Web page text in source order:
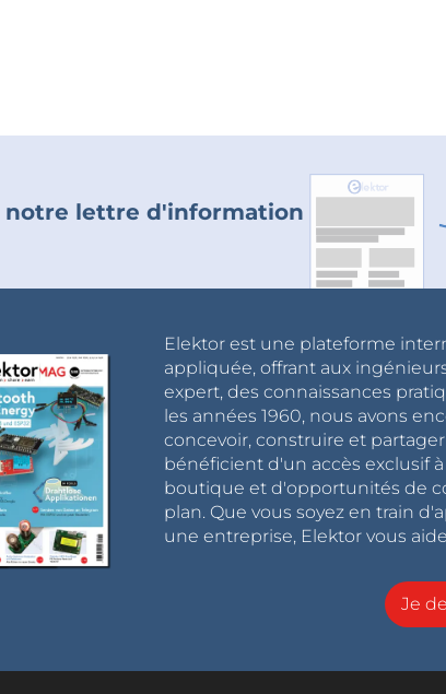
lettre d'information
Elektor est une plateforme
appliquée, offrant aux
expert, des connaissances
les années 1960, nous avons
concevoir, construire et
bénéficient d'un accès exclusif
boutique et d'opportunités de
plan. Que vous soyez en train
une entreprise, Elektor vous
Je